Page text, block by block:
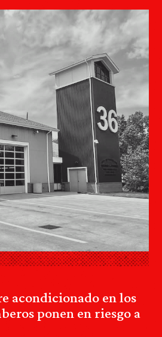
acondicionado en los
ponen en riesgo a